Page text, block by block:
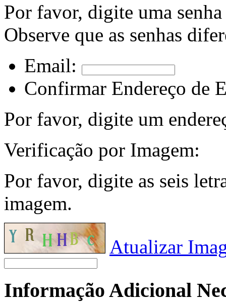
Por favor, digite uma
Observe que as senhas
Email:
Confirmar Endereço de
Por favor, digite um
Verificação por Imagem:
Por favor, digite as seis
imagem.
Atualizar
Informação Adicional